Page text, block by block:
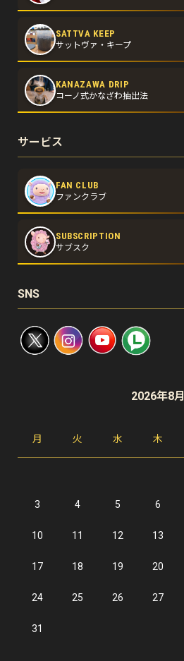
SATTVA KEEP
サットヴァ・キープ
KANAZAWA DRIP
コーノ式かなざわ抽出法
サービス
FAN CLUB
ファンクラブ
SUBSCRIPTION
サブスク
SNS
2026年8月
月 火 水 木
3 4 5 6
10 11 12 13
17 18 19 20
24 25 26 27
31